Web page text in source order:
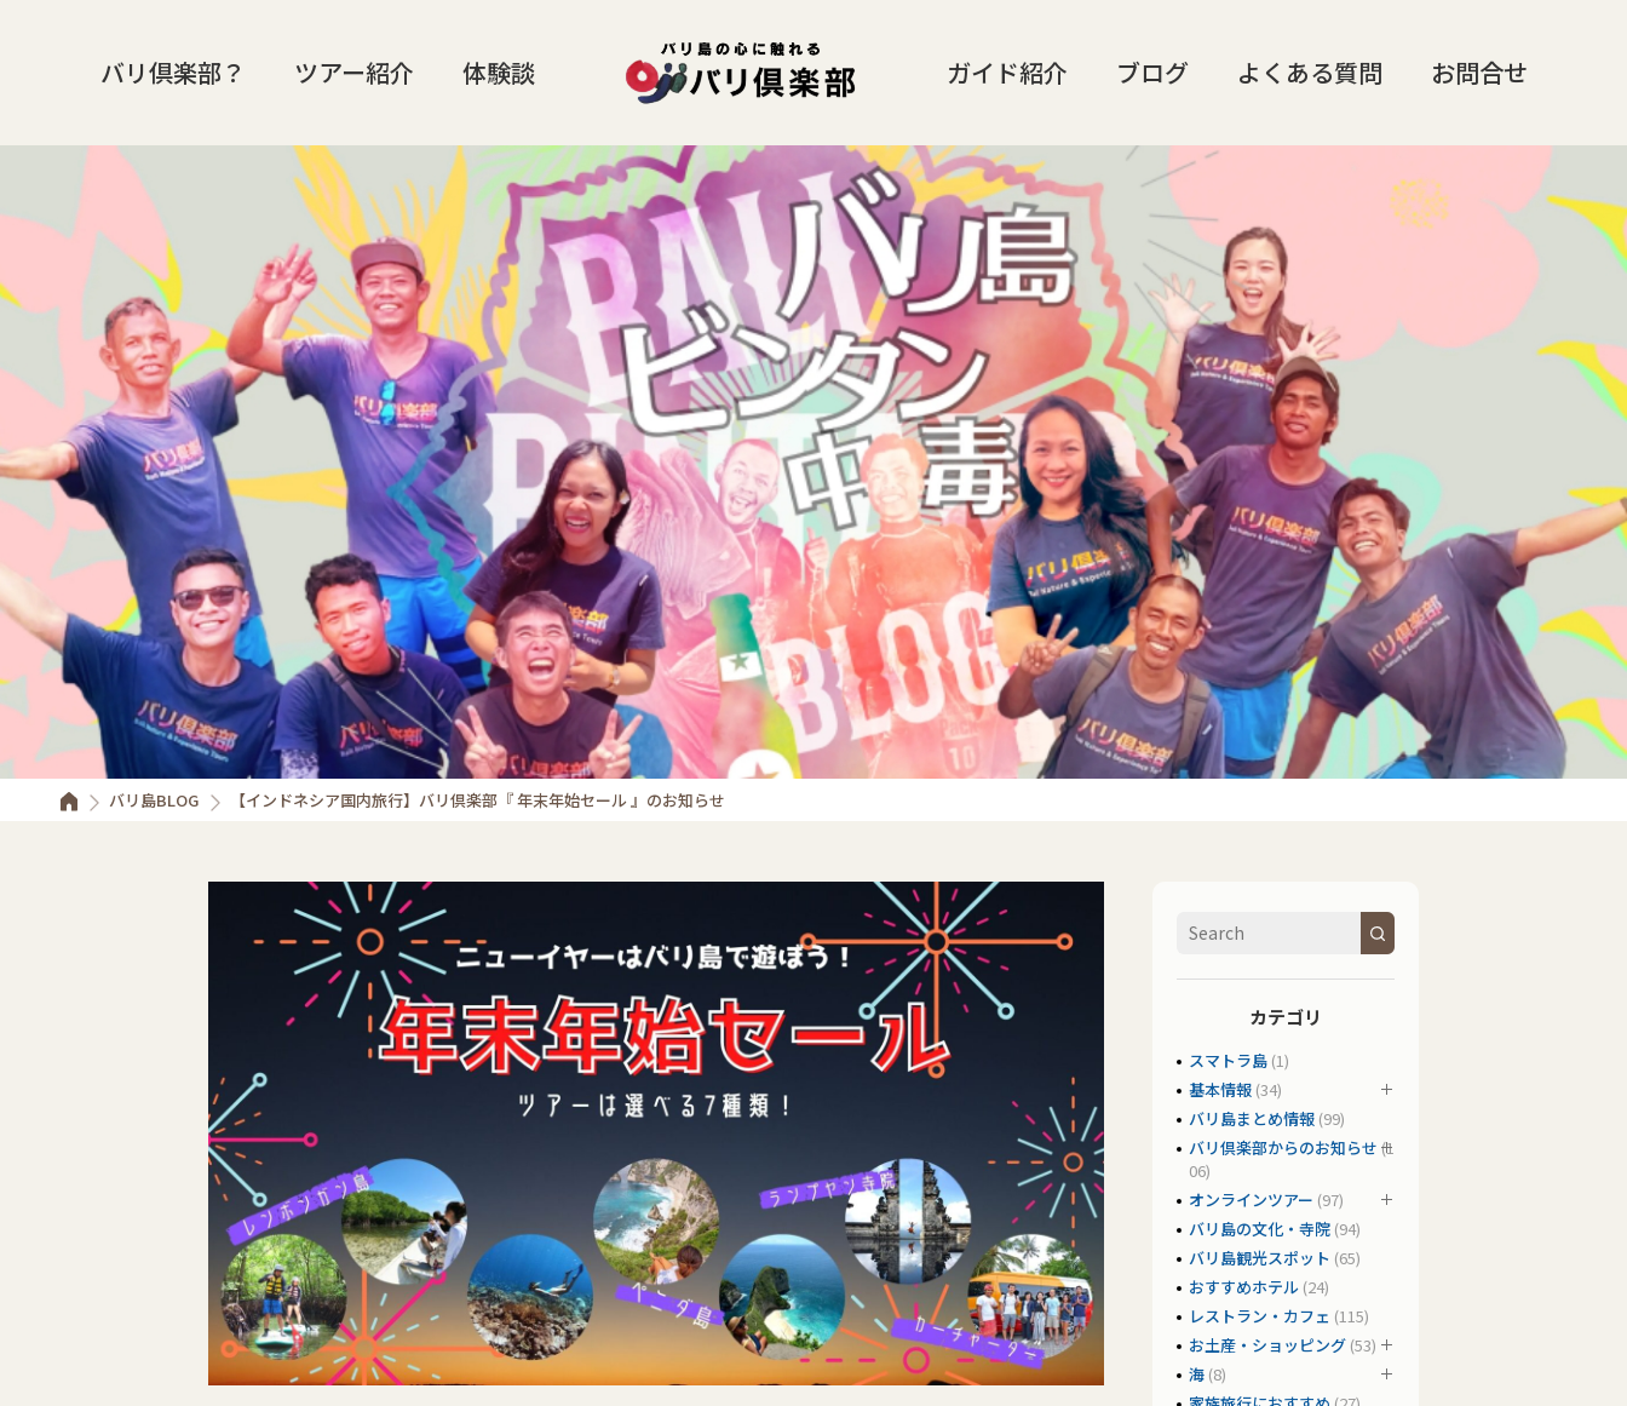
バリ倶楽部？ ツアー紹介 体験談 ガイド紹介 ブログ よくある質問 お問合せ
バリ島BLOG 【インドネシア国内旅行】バリ倶楽部『 年末年始セール 』のお知らせ
カテゴリ
スマトラ島 (1)
基本情報 (34)
バリ島まとめ情報 (99)
バリ倶楽部からのお知らせ (1
06)
オンラインツアー (97)
バリ島の文化・寺院 (94)
バリ島観光スポット (65)
おすすめホテル (24)
レストラン・カフェ (115)
お土産・ショッピング (53)
海 (8)